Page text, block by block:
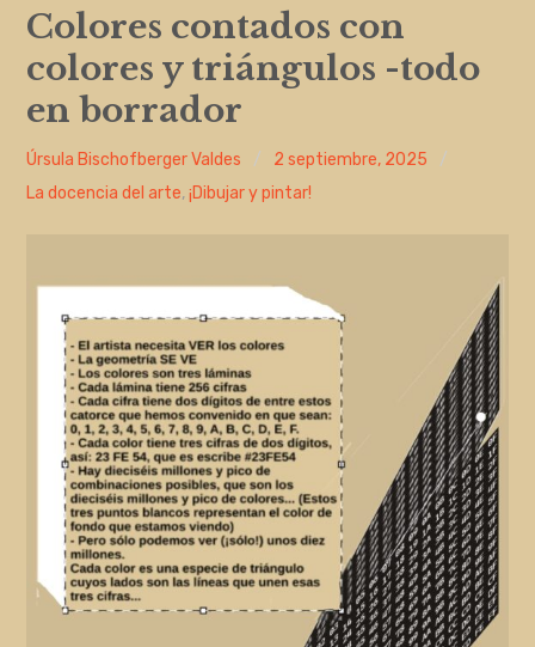
¿Qué es Folio?
Entrada de incidencias o sugerencias
Colores contados con
colores y triángulos -todo
en borrador
Úrsula Bischofberger Valdes
2 septiembre, 2025
La docencia del arte,¡Dibujar y pintar!